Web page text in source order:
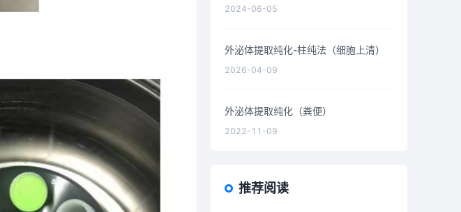
2024-06-05
外泌体提取纯化-柱纯法（细胞上清）
2026-04-09
外泌体提取纯化（粪便）
2022-11-09
推荐阅读